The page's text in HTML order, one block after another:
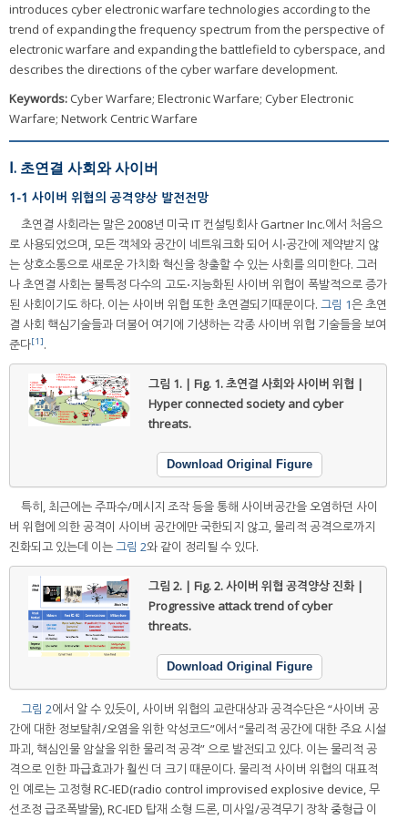
introduces cyber electronic warfare technologies according to the
trend of expanding the frequency spectrum from the perspective of
electronic warfare and expanding the battlefield to cyberspace, and
describes the directions of the cyber warfare development.
Keywords: Cyber Warfare; Electronic Warfare; Cyber Electronic
Warfare; Network Centric Warfare
Ⅰ. 초연결 사회와 사이버
1-1 사이버 위협의 공격양상 발전전망
초연결 사회라는 말은 2008년 미국 IT 컨설팅회사 Gartner Inc.에서 처음으
로 사용되었으며, 모든 객체와 공간이 네트워크화 되어 시⋅공간에 제약받지 않
는 상호소통으로 새로운 가치화 혁신을 창출할 수 있는 사회를 의미한다. 그러
나 초연결 사회는 불특정 다수의 고도⋅지능화된 사이버 위협이 폭발적으로 증가
된 사회이기도 하다. 이는 사이버 위협 또한 초연결되기때문이다. 그림 1은 초연
결 사회 핵심기술들과 더불어 여기에 기생하는 각종 사이버 위협 기술들을 보여
준다[1].
그림 1. | Fig. 1.초연결 사회와 사이버 위협 |
Hyper connected society and cyber
threats.
Download Original Figure
특히, 최근에는 주파수/메시지 조작 등을 통해 사이버공간을 오염하던 사이
버 위협에 의한 공격이 사이버 공간에만 국한되지 않고, 물리적 공격으로까지
진화되고 있는데 이는그림 2와 같이 정리될 수 있다.
그림 2. | Fig. 2.사이버 위협 공격양상 진화 |
Progressive attack trend of cyber
threats.
Download Original Figure
그림 2에서 알 수 있듯이, 사이버 위협의 교란대상과 공격수단은 “사이버 공
간에 대한 정보탈취/오염을 위한 악성코드”에서 “물리적 공간에 대한 주요 시설
파괴, 핵심인물 암살을 위한 물리적 공격” 으로 발전되고 있다. 이는 물리적 공
격으로 인한 파급효과가 훨씬 더 크기 때문이다. 물리적 사이버 위협의 대표적
인 예로는 고정형 RC-IED(radio control improvised explosive device, 무
선조정 급조폭발물), RC-IED 탑재 소형 드론, 미사일/공격무기 장착 중형급 이